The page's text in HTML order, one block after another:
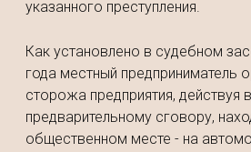
указанного преступления.
Как установлено в судебном
года местный предприниматель
сторожа предприятия, действуя
предварительному сговору,
общественном месте - на